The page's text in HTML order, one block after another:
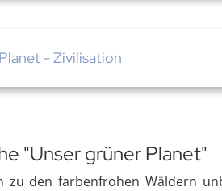
- Zivilisation
"Unser grüner Planet"
den farbenfrohen Wäldern